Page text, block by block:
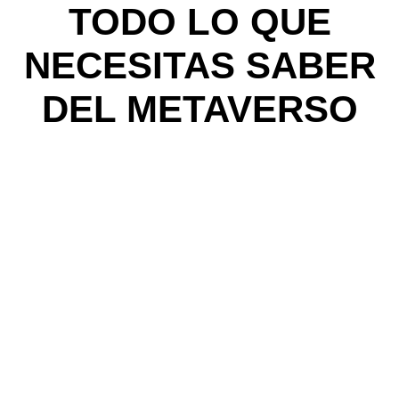
TODO LO QUE
NECESITAS SABER
DEL METAVERSO